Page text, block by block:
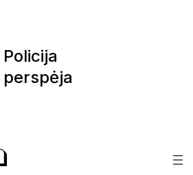
Policija
perspėja